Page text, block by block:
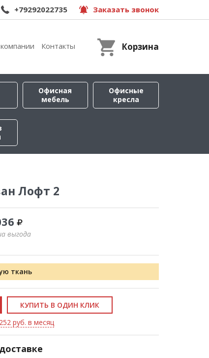
+79292022735 Заказать звонок
Контакты Корзина
Офисная
мебель
Офисные
кресла
Лофт 2
выгода
ткань
КУПИТЬ В ОДИН КЛИК
руб. в месяц